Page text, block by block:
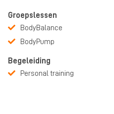
Groepslessen
BodyBalance
BodyPump
Begeleiding
Personal training